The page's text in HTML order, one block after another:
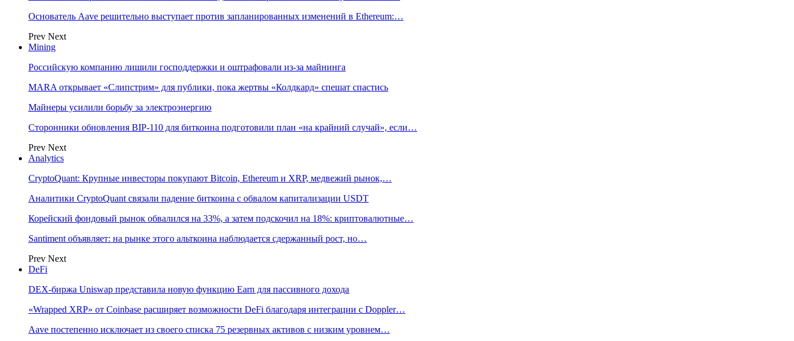
Основатель Aave решительно выступает против запланированных изменений в Ethereum:…
Prev Next
Mining
Российскую компанию лишили господдержки и оштрафовали из-за майнинга
MARA открывает «Слипстрим» для публики, пока жертвы «Колдкард» спешат спастись
Майнеры усилили борьбу за электроэнергию
Сторонники обновления BIP-110 для биткоина подготовили план «на крайний случай», если…
Prev Next
Analytics
CryptoQuant: Крупные инвесторы покупают Bitcoin, Ethereum и XRP, медвежий рынок,…
Аналитики CryptoQuant связали падение биткоина с обвалом капитализации USDT
Корейский фондовый рынок обвалился на 33%, а затем подскочил на 18%: криптовалютные…
Santiment объявляет: на рынке этого альткоина наблюдается сдержанный рост, но…
Prev Next
DeFi
DEX-биржа Uniswap представила новую функцию Earn для пассивного дохода
«Wrapped XRP» от Coinbase расширяет возможности DeFi благодаря интеграции с Doppler…
Aave постепенно исключает из своего списка 75 резервных активов с низким уровнем…